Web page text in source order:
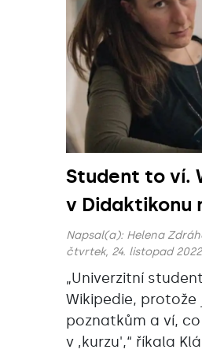
Student to ví.
v Didaktikonu
Napsal(a): Helena
čtvrtek, 24. listopad
„Univerzitní
Wikipedie,
poznatkům a ví,
v ‚kurzu',“ říkala